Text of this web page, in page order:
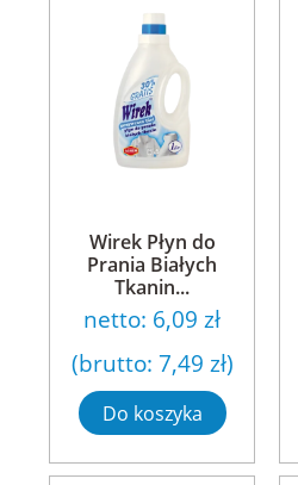
Wirek Płyn do
Prania Białych
Tkanin...
netto: 6,09 zł
(brutto: 7,49 zł)
Do koszyka